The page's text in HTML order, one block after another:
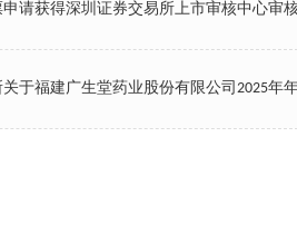
请获得深圳证券交易所上市审核中心审
于福建广生堂药业股份有限公司2025年